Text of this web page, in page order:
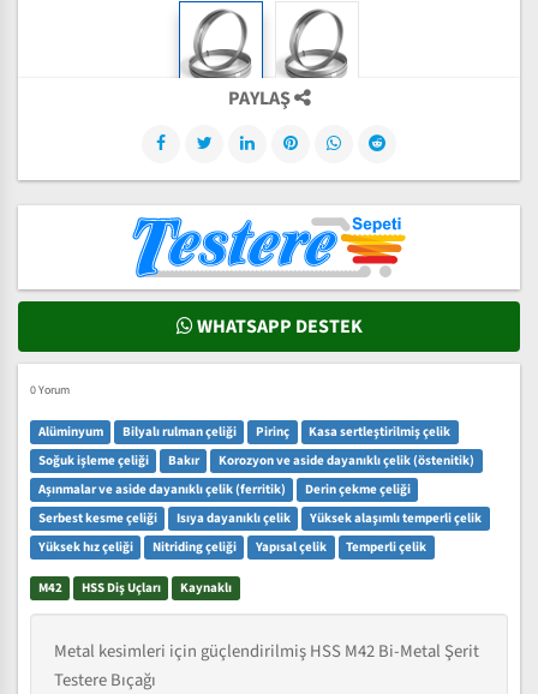
PAYLAŞ
WHATSAPP DESTEK
0 Yorum
Alüminyum Bilyalı rulman çeliği Pirinç
Kasa sertleştirilmiş çelik
Soğuk işleme çeliği
Bakır
Korozyon ve aside dayanıklı çelik (östenitik)
Aşınmalar ve aside dayanıklı çelik (ferritik)
Derin çekme çeliği
Serbest kesme çeliği
Isıya dayanıklı çelik
Yüksek alaşımlı temperli çelik
Yüksek hız çeliği
Nitriding çeliği Yapısal çelik Temperli çelik
M42 HSS Diş Uçları Kaynaklı
Metal kesimleri için güçlendirilmiş HSS M42 Bi-Metal Şerit
Testere Bıçağı